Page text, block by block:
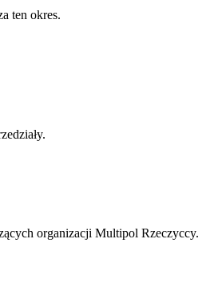
ten okres.
organizacji Multipol Rzeczyccy.